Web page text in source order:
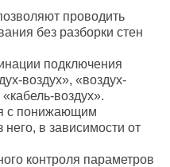
проводить
без разборки стен
подключения
воздух», «воздух-
воздух».
с понижающим
в зависимости от
контроля параметров